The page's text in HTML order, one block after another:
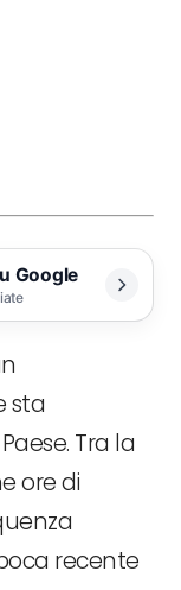
Google
sta
Tra la
ore di
recente